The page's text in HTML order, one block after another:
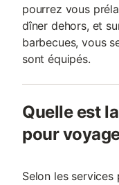
pourrez vous
dîner dehors, et
barbecues, vous
sont équipés.
Quelle est
pour
Selon les